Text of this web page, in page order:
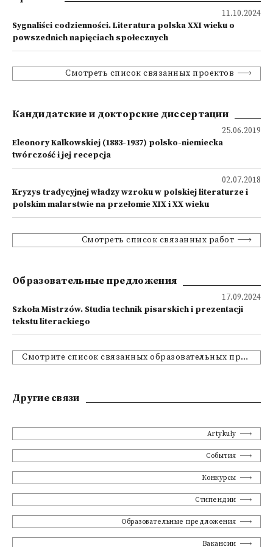
11.10.2024
Sygnaliści codzienności. Literatura polska XXI wieku o
powszednich napięciach społecznych
Смотреть список связанных проектов
Кандидатские и докторские диссертации
25.06.2019
Eleonory Kalkowskiej (1883-1937) polsko-niemiecka
twórczość i jej recepcja
02.07.2018
Kryzys tradycyjnej władzy wzroku w polskiej literaturze i
polskim malarstwie na przełomie XIX i XX wieku
Смотреть список связанных работ
Образовательные предложения
17.09.2024
Szkoła Mistrzów. Studia technik pisarskich i prezentacji
tekstu literackiego
Смотрите список связанных образовательных предложений
Другие связи
Artykuły
События
Конкурсы
Стипендии
Образовательные предложения
Вакансии